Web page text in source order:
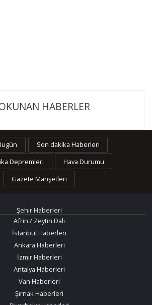
HABERLER
Son dakika Haberleri
Depremleri
Hava Durumu
Gazete Manşetleri
Şehir Haberleri
Afrin / Zeytin Dalı
İstanbul Haberleri
Ankara Haberleri
İzmir Haberleri
Antalya Haberleri
Van Haberleri
Şırnak Haberleri